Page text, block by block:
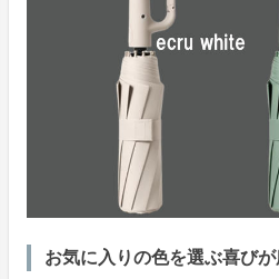
お気に入りの色を選ぶ喜びが